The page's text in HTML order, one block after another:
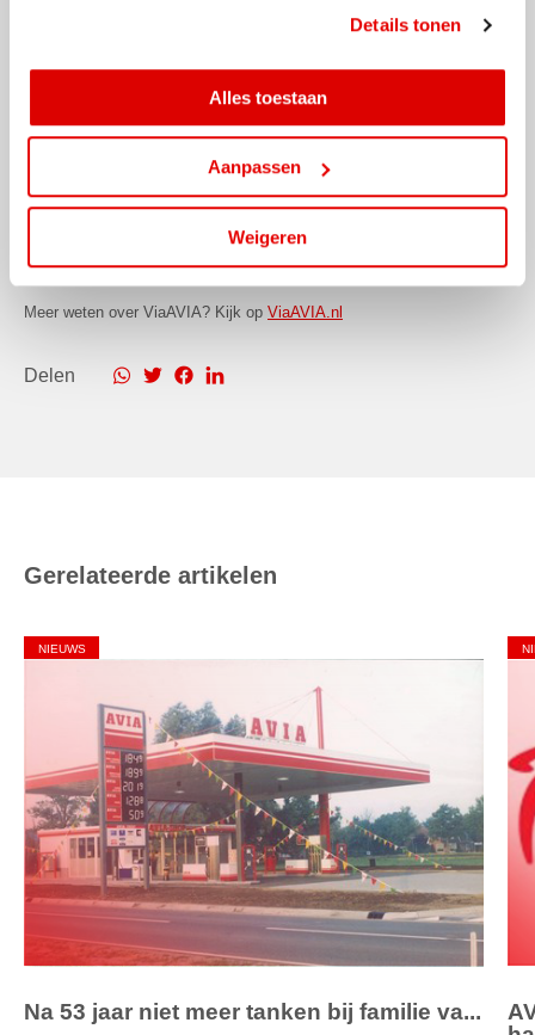
ga je hiermee akkoord. Je kunt je cookievoorkeuren altijd
Details tonen
Alles toestaan
Aanpassen
Weigeren
met te gekke winacties zoals deze! Deze maand maak je kans op een
Sparen gaat ongemerkt snel want je spaart bij zowel bemande als
onbemande tankstations van AVIA. Voor iedere liter krijg je 1 punt.
Ook op je aankopen in de shop ontvang je punten. Zo is iedere
bestede euro 1 punt waard. En op je verjaardag kun je rekenen op
Meer weten over ViaAVIA? Kijk op ViaAVIA.nl
Delen
Gerelateerde artikelen
NIEUWS
Na 53 jaar niet meer tanken bij familie va...